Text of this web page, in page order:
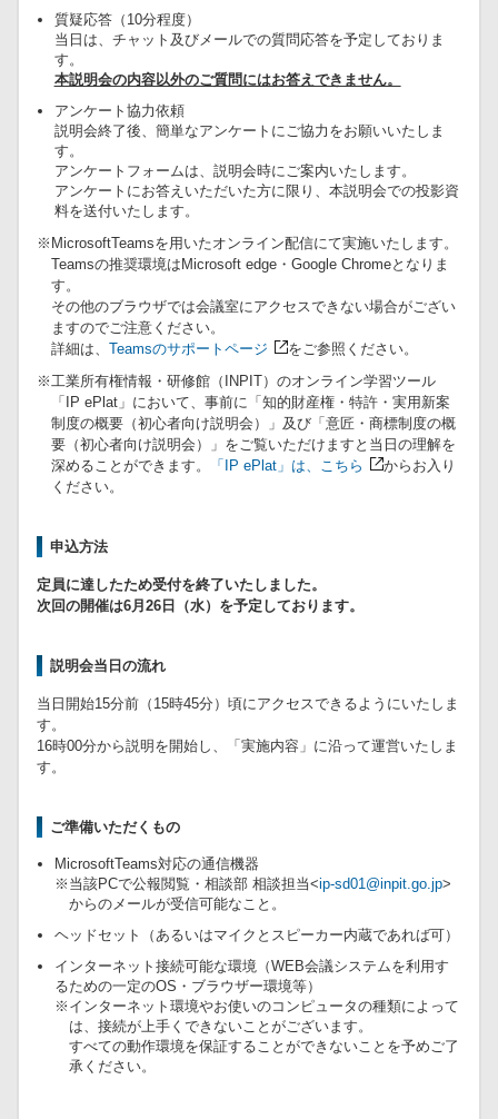
質疑応答（10分程度）
当日は、チャット及びメールでの質問応答を予定しておりま
す。
本説明会の内容以外のご質問にはお答えできません。
アンケート協力依頼
説明会終了後、簡単なアンケートにご協力をお願いいたしま
す。
アンケートフォームは、説明会時にご案内いたします。
アンケートにお答えいただいた方に限り、本説明会での投影資
料を送付いたします。
※MicrosoftTeamsを用いたオンライン配信にて実施いたします。
Teamsの推奨環境はMicrosoft edge・Google Chromeとなりま
す。
その他のブラウザでは会議室にアクセスできない場合がござい
ますのでご注意ください。
詳細は、 Teamsのサポートページ
をご参照ください。
※工業所有権情報・研修館（INPIT）のオンライン学習ツール
「IP ePlat」において、事前に「知的財産権・特許・実用新案
制度の概要（初心者向け説明会）」及び「意匠・商標制度の概
要（初心者向け説明会）」をご覧いただけますと当日の理解を
深めることができます。
「IP ePlat」は、こちら
からお入り
ください。
申込方法
定員に達したため受付を終了いたしました。
次回の開催は6月26日（水）を予定しております。
説明会当日の流れ
当日開始15分前（15時45分）頃にアクセスできるようにいたしま
す。
16時00分から説明を開始し、「実施内容」に沿って運営いたしま
す。
ご準備いただくもの
MicrosoftTeams対応の通信機器
※当該PCで公報閲覧・相談部 相談担当<ip-sd01@inpit.go.jp>
からのメールが受信可能なこと。
ヘッドセット（あるいはマイクとスピーカー内蔵であれば可）
インターネット接続可能な環境（WEB会議システムを利用す
るための一定のOS・ブラウザー環境等）
※インターネット環境やお使いのコンピュータの種類によって
は、接続が上手くできないことがございます。
すべての動作環境を保証することができないことを予めご了
承ください。